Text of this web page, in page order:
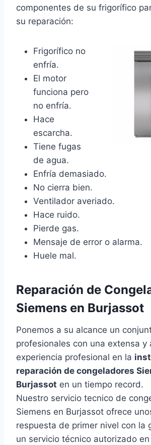
componentes de su frigorífico
su reparación:
Frigorífico no
enfría.
El motor
funciona pero
no enfría.
Hace
escarcha.
Tiene fugas
de agua.
Enfría demasiado.
No cierra bien.
Ventilador averiado.
Hace ruido.
Pierde gas.
Mensaje de error o alarma.
Huele mal.
Reparación de
Siemens en Burjassot
Ponemos a su alcance un
profesionales con una extensa y
experiencia profesional en la
reparación de congeladores
Burjassot en un tiempo record.
Nuestro servicio tecnico de
Siemens en Burjassot ofrece
respuesta de primer nivel con la
un servicio técnico autorizado